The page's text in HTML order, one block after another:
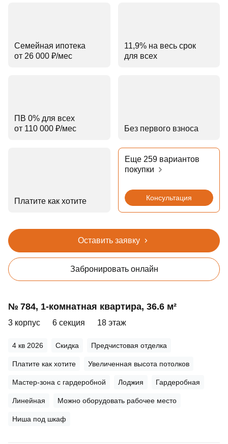
Семейная ипотека
от 26 000 ₽⁠/⁠мес
11,9% на весь срок
для всех
ПВ 0% для всех
от 110 000 ₽⁠/⁠мес
Без первого взноса
Платите как хотите
Еще 259 вариантов
покупки
Консультация
Оставить заявку
Забронировать онлайн
№ 784, 1‑комнатная квартира, 36.6 м²
3 корпус 6 секция 18 этаж
4 кв 2026 Скидка Предчистовая отделка
Платите как хотите Увеличенная высота потолков
Мастер-зона с гардеробной Лоджия Гардеробная
Линейная Можно оборудовать рабочее место
Ниша под шкаф